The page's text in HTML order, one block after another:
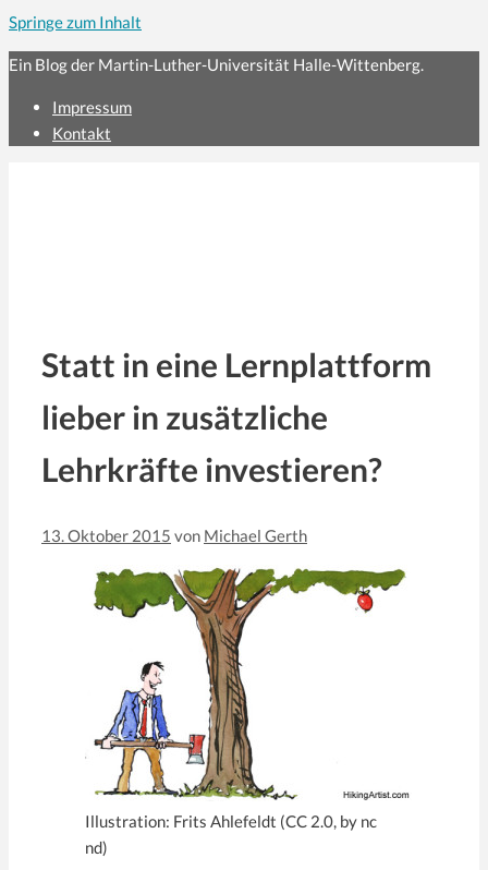
Springe zum Inhalt
Ein Blog der Martin-Luther-Universität Halle-Wittenberg.
Impressum
Kontakt
Statt in eine Lernplattform
lieber in zusätzliche
Lehrkräfte investieren?
13. Oktober 2015 von Michael Gerth
Illustration: Frits Ahlefeldt (CC 2.0, by nc
nd)